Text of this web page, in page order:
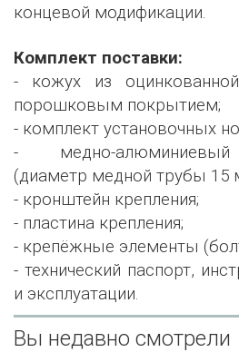
концевой модификации.
Комплект поставки:
- кожух из
порошковым покрытием;
- комплект установочных
- медно-алюминиевый
(диаметр медной трубы 15
- кронштейн крепления;
- пластина крепления;
- крепёжные элементы
- технический паспорт,
и эксплуатации.
Вы недавно смотрели